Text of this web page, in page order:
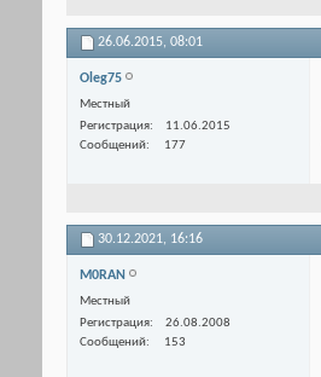
26.06.2015, 08:01
Оlеg75
Местный
Регистрация
11.06.2015
Сообщений
177
30.12.2021, 16:16
M0RAN
Местный
Регистрация
26.08.2008
Сообщений
153